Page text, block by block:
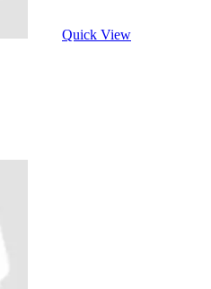
Quick View